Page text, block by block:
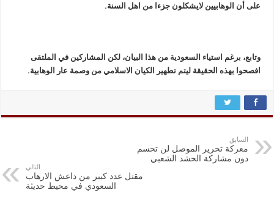
علی أن الوهابیین لایشکلون جزءا من اهل السنة.
وتابع، برغم استیاء السعودیة من هذا البیان، لکن المشارکین في الملتقی
افصحوا بهذه الحقیقة لیتم تطهیر الکیان الاسلامي من وصمة عار الوهابیة.
السابق
معركة تحرير الموصل لن تحسم
دون مشاركة الحشد الشعبي
التالي
مقتل عدد كبير من داعش الارهاب
السعودي في محيط حديثة